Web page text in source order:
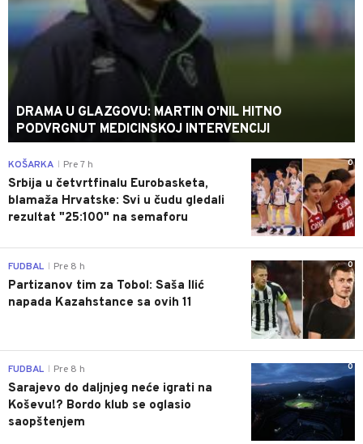
DRAMA U GLAZGOVU: MARTIN O'NIL HITNO
PODVRGNUT MEDICINSKOJ INTERVENCIJI
0
KOŠARKA Pre 7 h
Srbija u četvrtfinalu Eurobasketa,
blamaža Hrvatske: Svi u čudu gledali
rezultat "25:100" na semaforu
0
FUDBAL Pre 8 h
Partizanov tim za Tobol: Saša Ilić
napada Kazahstance sa ovih 11
0
FUDBAL Pre 8 h
Sarajevo do daljnjeg neće igrati na
Koševu!? Bordo klub se oglasio
saopštenjem